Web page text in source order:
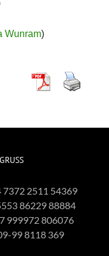
Wunram)
7372 2511 54369
86229 88884
999972 806076
99 8118 369